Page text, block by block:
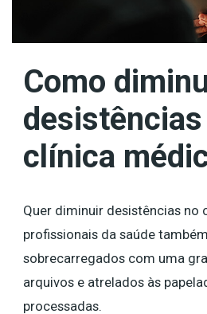
Como
clínica
Quer diminuir desistências no
profissionais da saúde
sobrecarregados com uma
arquivos e atrelados às
processadas.